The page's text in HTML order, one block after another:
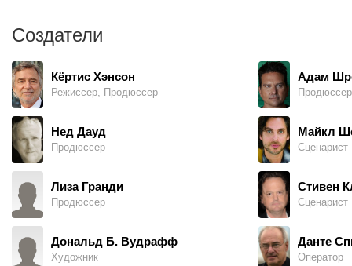
Создатели
Кёртис Хэнсон
Режиссер, Продюссер
Нед Дауд
Продюссер
Лиза Гранди
Продюссер
Дональд Б. Вудрафф
Художник
Адам
Продюссер
Майкл
Сценарист
Стивен
Сценарист
Данте
Оператор